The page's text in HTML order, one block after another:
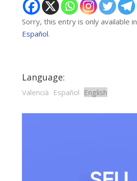
Sorry, this entry is only available in
Español.
Language:
Valencià Español English